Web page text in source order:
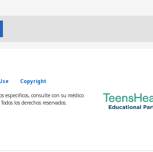
Copyright
específicos, consulte con su médico.
los derechos reservados.